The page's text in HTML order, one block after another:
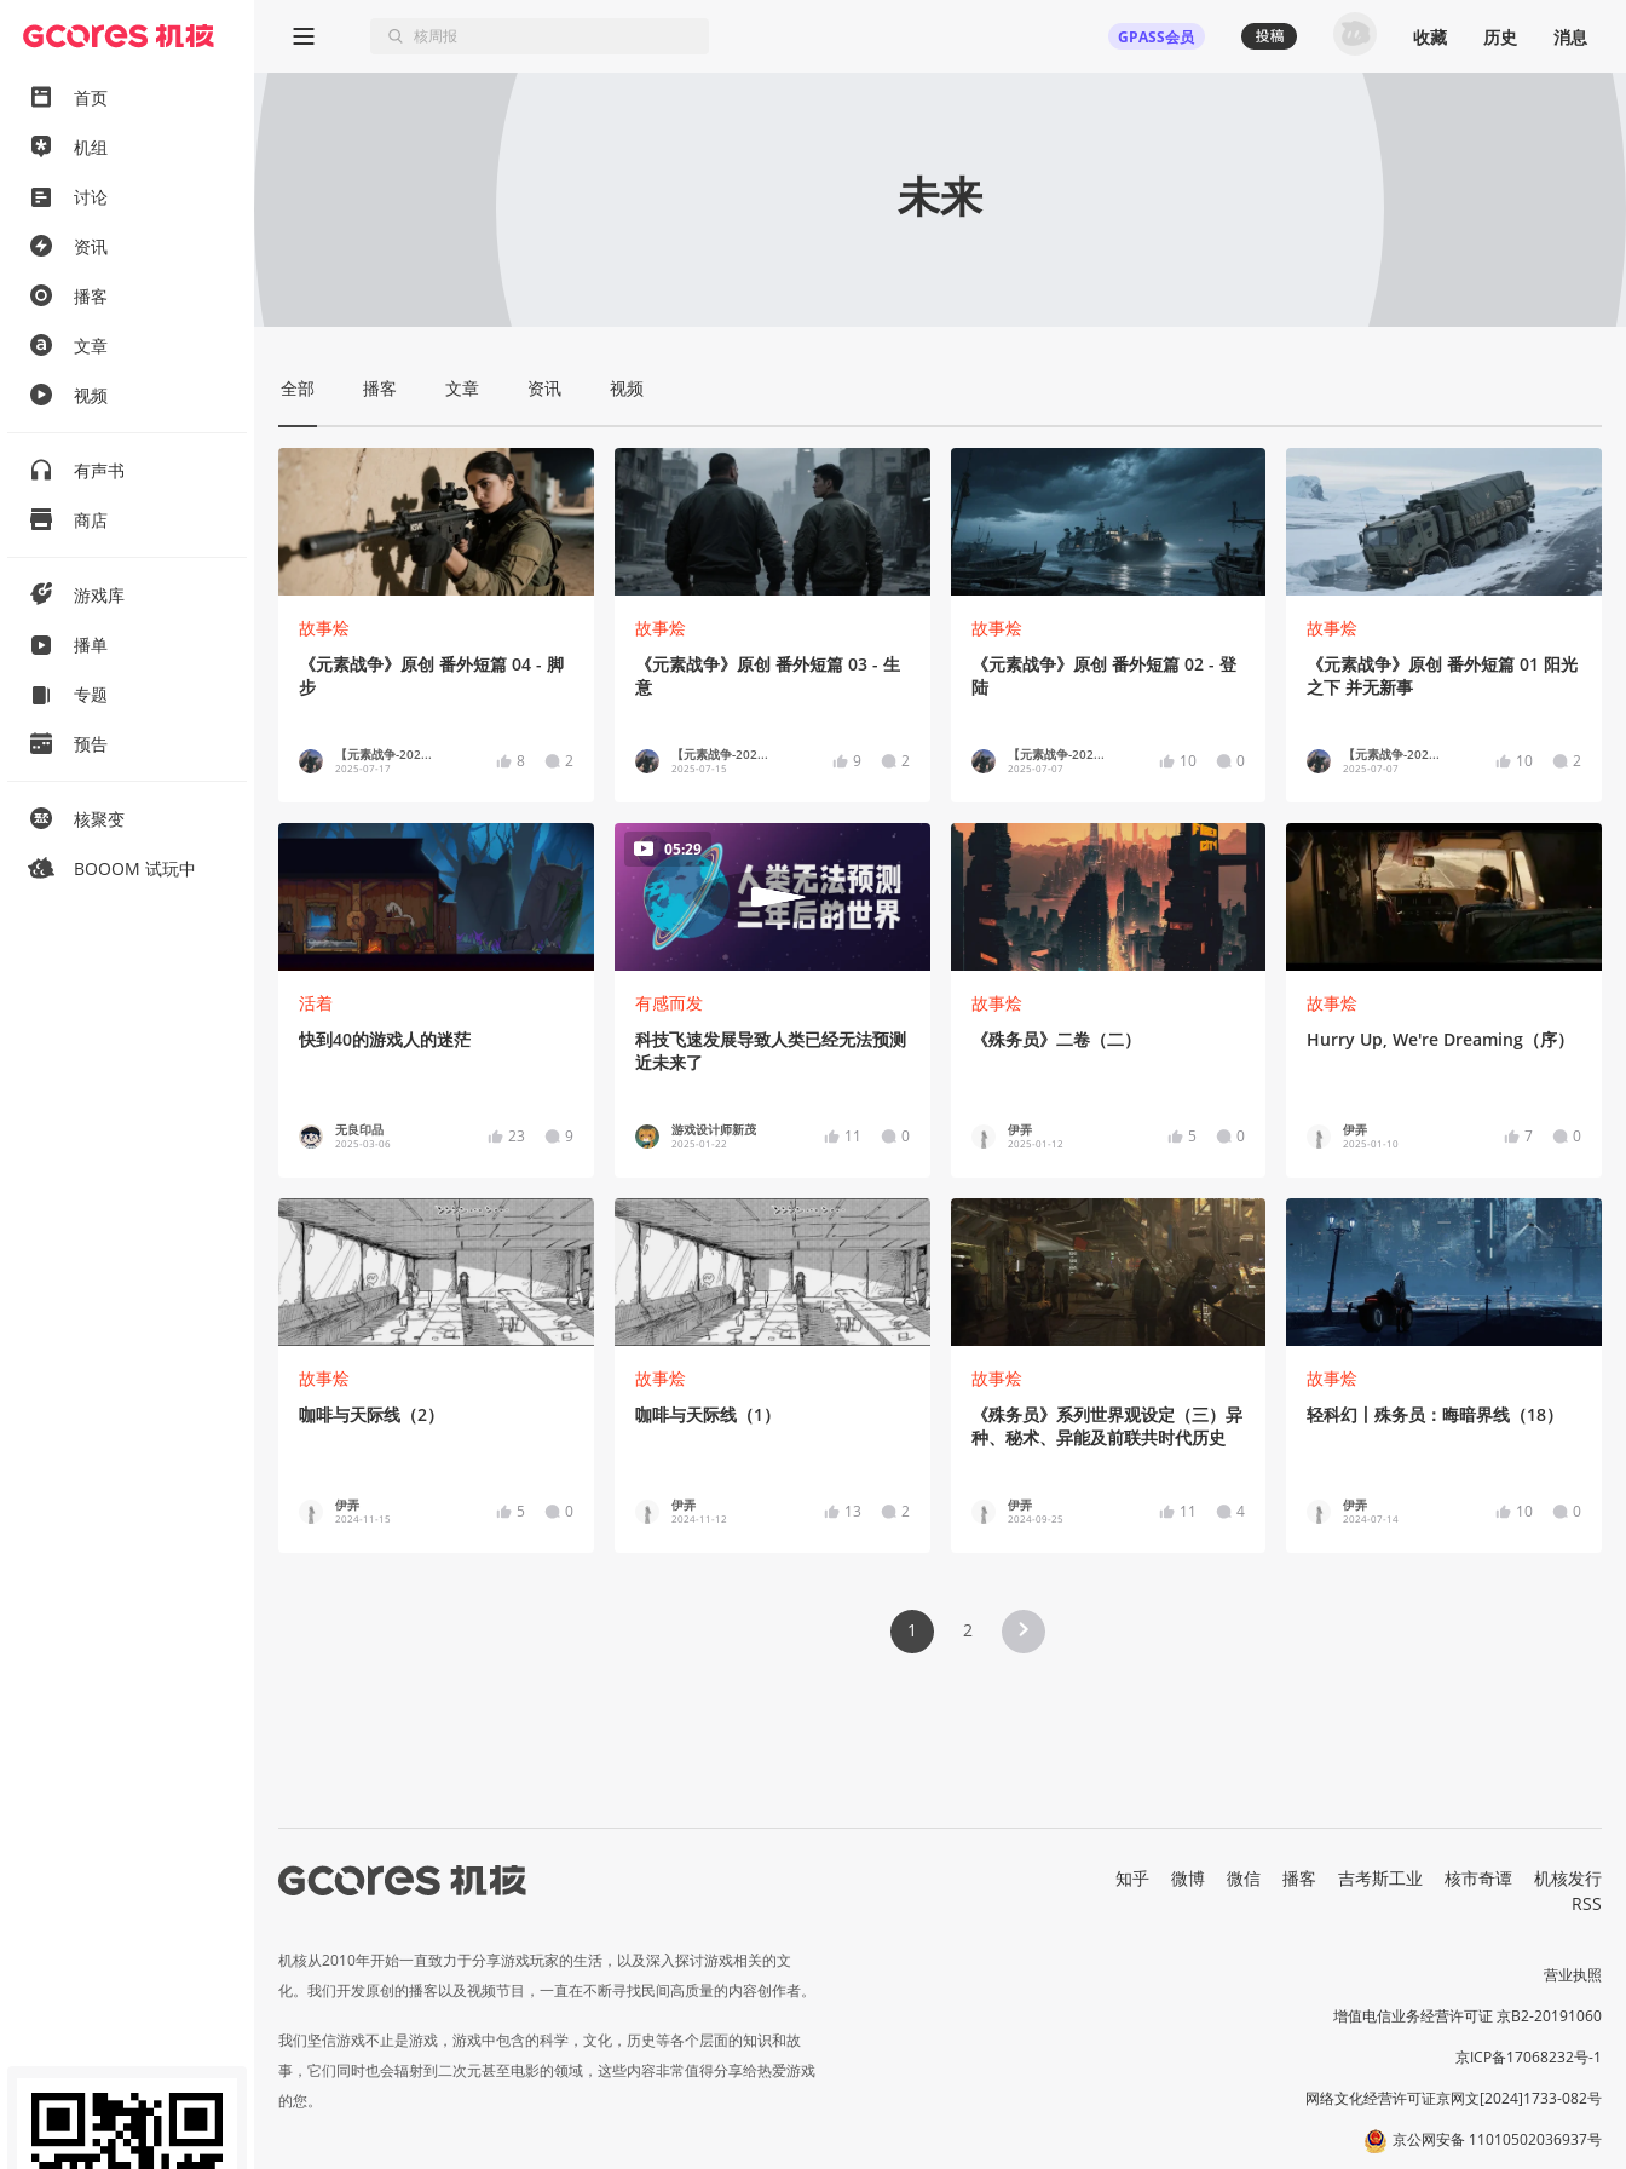
首页
机组
讨论
资讯
播客
文章
视频
有声书
商店
游戏库
播单
专题
预告
核聚变
BOOOM 试玩中
GPASS会员 收藏 历史 消息
未来
全部 播客 文章 资讯 视频
故事烩
《元素战争》原创 番外短篇 04 - 脚
步
【元素战争-202...
2025-07-17 8 2
故事烩
《元素战争》原创 番外短篇 03 - 生
意
【元素战争-202...
2025-07-15 9 2
故事烩
《元素战争》原创 番外短篇 02 - 登
陆
【元素战争-202...
2025-07-07 10 0
故事烩
《元素战争》原创 番外短篇 01 阳光
之下 并无新事
【元素战争-202...
2025-07-07 10 2
活着
快到40的游戏人的迷茫
无良印品
2025-03-06 23 9
05:29
有感而发
科技飞速发展导致人类已经无法预测
近未来了
游戏设计师新茂
2025-01-22 11 0
故事烩
《殊务员》二卷（二）
伊弄
2025-01-12 5 0
故事烩
Hurry Up, We're Dreaming（序）
伊弄
2025-01-10 7 0
故事烩
咖啡与天际线（2）
伊弄
2024-11-15 5 0
故事烩
咖啡与天际线（1）
伊弄
2024-11-12 13 2
故事烩
《殊务员》系列世界观设定（三）异
种、秘术、异能及前联共时代历史
伊弄
2024-09-25 11 4
故事烩
轻科幻丨殊务员：晦暗界线（18）
伊弄
2024-07-14 10 0
1 2
机核从2010年开始一直致力于分享游戏玩家的生活，以及深入探讨游戏相关的文
化。我们开发原创的播客以及视频节目，一直在不断寻找民间高质量的内容创作者。
我们坚信游戏不止是游戏，游戏中包含的科学，文化，历史等各个层面的知识和故
事，它们同时也会辐射到二次元甚至电影的领域，这些内容非常值得分享给热爱游戏
的您。
知乎 微博 微信 播客 吉考斯工业 核市奇谭
机核发行
RSS
营业执照
增值电信业务经营许可证 京B2-20191060
京ICP备17068232号-1
网络文化经营许可证京网文[2024]1733-082号
京公网安备 11010502036937号